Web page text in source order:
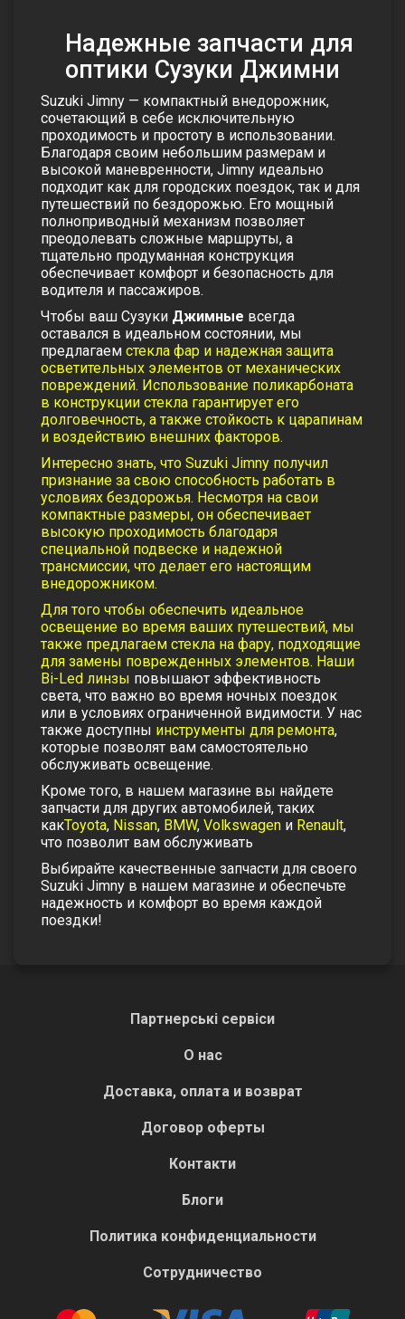
Надежные запчасти для
оптики Cузуки Джимни
Suzuki Jimny — компактный внедорожник,
сочетающий в себе исключительную
проходимость и простоту в использовании.
Благодаря своим небольшим размерам и
высокой маневренности, Jimny идеально
подходит как для городских поездок, так и для
путешествий по бездорожью. Его мощный
полноприводный механизм позволяет
преодолевать сложные маршруты, а
тщательно продуманная конструкция
обеспечивает комфорт и безопасность для
водителя и пассажиров.
Чтобы ваш Cузуки Джимные всегда
оставался в идеальном состоянии, мы
предлагаем стекла фар и надежная защита
осветительных элементов от механических
повреждений. Использование поликарбоната
в конструкции стекла гарантирует его
долговечность, а также стойкость к царапинам
и воздействию внешних факторов.
Интересно знать, что Suzuki Jimny получил
признание за свою способность работать в
условиях бездорожья. Несмотря на свои
компактные размеры, он обеспечивает
высокую проходимость благодаря
специальной подвеске и надежной
трансмиссии, что делает его настоящим
внедорожником.
Для того чтобы обеспечить идеальное
освещение во время ваших путешествий, мы
также предлагаем стекла на фару, подходящие
для замены поврежденных элементов. Наши
Bi-Led линзы повышают эффективность
света, что важно во время ночных поездок
или в условиях ограниченной видимости. У нас
также доступны инструменты для ремонта,
которые позволят вам самостоятельно
обслуживать освещение.
Кроме того, в нашем магазине вы найдете
запчасти для других автомобилей, таких
какToyota, Nissan, BMW, Volkswagen и Renault,
что позволит вам обслуживать
Выбирайте качественные запчасти для своего
Suzuki Jimny в нашем магазине и обеспечьте
надежность и комфорт во время каждой
поездки!
Партнерські сервіси
О нас
Доставка, оплата и возврат
Договор оферты
Контакти
Блоги
Политика конфиденциальности
Сотрудничество